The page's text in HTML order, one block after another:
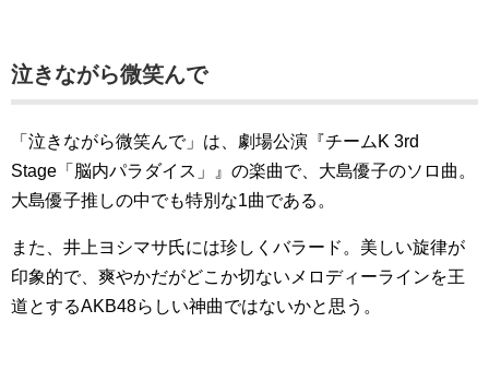
泣きながら微笑んで
「泣きながら微笑んで」は、劇場公演『チームK 3rd
Stage「脳内パラダイス」』の楽曲で、大島優子のソロ曲。
大島優子推しの中でも特別な1曲である。
また、井上ヨシマサ氏には珍しくバラード。美しい旋律が
印象的で、爽やかだがどこか切ないメロディーラインを王
道とするAKB48らしい神曲ではないかと思う。